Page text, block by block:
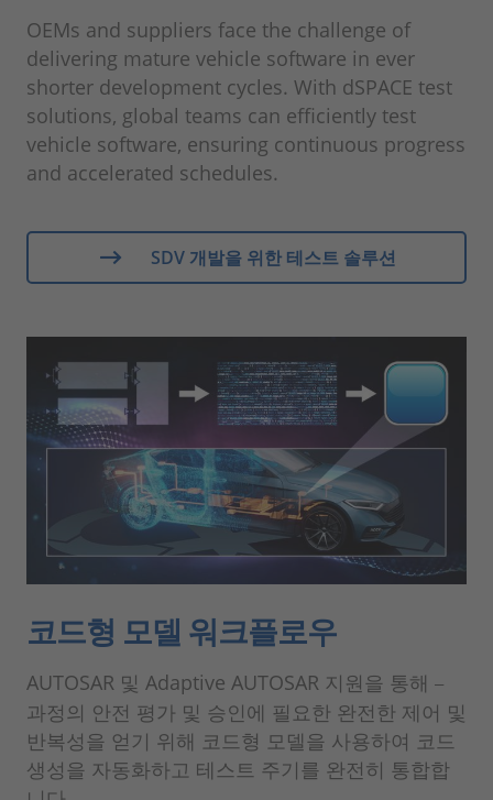
OEMs and suppliers face the challenge of
delivering mature vehicle software in ever
shorter development cycles. With dSPACE test
solutions, global teams can efficiently test
vehicle software, ensuring continuous progress
and accelerated schedules.
SDV 개발을 위한 테스트 솔루션
코드형 모델 워크플로우
AUTOSAR 및 Adaptive AUTOSAR 지원을 통해 –
과정의 안전 평가 및 승인에 필요한 완전한 제어 및
반복성을 얻기 위해 코드형 모델을 사용하여 코드
생성을 자동화하고 테스트 주기를 완전히 통합합